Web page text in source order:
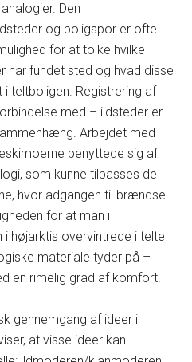
Den
og boligspor er ofte
for at tolke hvilke
har fundet sted og hvad disse
teltboligen. Registrering af
med – ildsteder er
Arbejdet med
benyttede sig af
som kunne tilpasses de
hvor adgangen til brændsel
for at man i
højarktis overvintrede i telte
materiale tyder på –
en rimelig grad af komfort.
gennemgang af ideer i
at visse ideer kan